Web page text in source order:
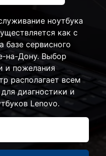
ноутбука
как с
базе сервисного
на-Дону. Выбор
и пожелания
располагает всем
диагностики и
Lenovo.